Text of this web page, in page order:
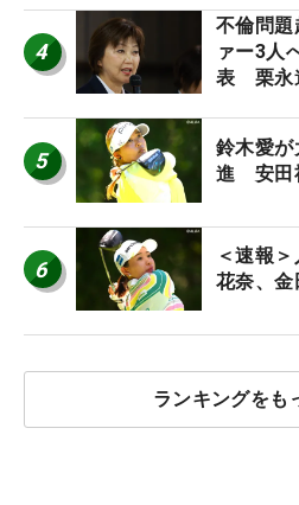
4
不倫問題
ァー3人
表 栗永
5
鈴木愛
進 安田
6
＜速報
花奈、
ランキングをも